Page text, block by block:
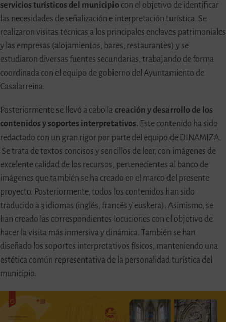
servicios turísticos del municipio con el objetivo de identificar
las necesidades de señalización e interpretación turística. Se
realizaron visitas técnicas a los principales enclaves patrimoniales
y las empresas (alojamientos, bares, restaurantes) y se
estudiaron diversas fuentes secundarias, trabajando de forma
coordinada con el equipo de gobierno del Ayuntamiento de
Casalarreina.
Posteriormente se llevó a cabo lacreación y desarrollo de los
contenidos y soportes interpretativos. Este contenido ha sido
redactado con un gran rigor por parte del equipo de DINAMIZA.
Se trata de textos concisos y sencillos de leer, con imágenes de
excelente calidad de los recursos, pertenecientes al banco de
imágenes que también se ha creado en el marco del presente
proyecto. Posteriormente, todos los contenidos han sido
traducido a 3 idiomas (inglés, francés y euskera). Asimismo, se
han creado las correspondientes locuciones con el objetivo de
hacer la visita más inmersiva y dinámica. También se han
diseñado los soportes interpretativos físicos, manteniendo una
estética común representativa de la personalidad turística del
municipio.